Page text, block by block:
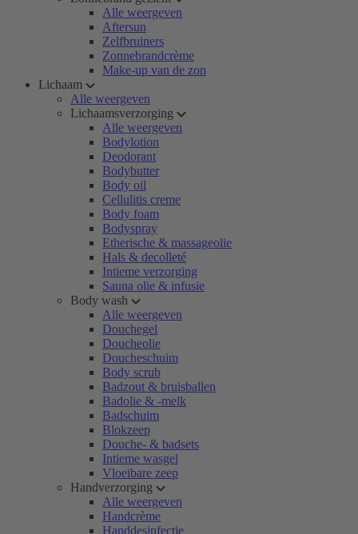
Alle weergeven
Aftersun
Zelfbruiners
Zonnebrandcrème
Make-up van de zon
Lichaam
Alle weergeven
Lichaamsverzorging
Alle weergeven
Bodylotion
Deodorant
Bodybutter
Body oil
Cellulitis creme
Body foam
Bodyspray
Etherische & massageolie
Hals & decolleté
Intieme verzorging
Sauna olie & infusie
Body wash
Alle weergeven
Douchegel
Doucheolie
Doucheschuim
Body scrub
Badzout & bruisballen
Badolie & -melk
Badschuim
Blokzeep
Douche- & badsets
Intieme wasgel
Vloeibare zeep
Handverzorging
Alle weergeven
Handcrème
Handdesinfectie